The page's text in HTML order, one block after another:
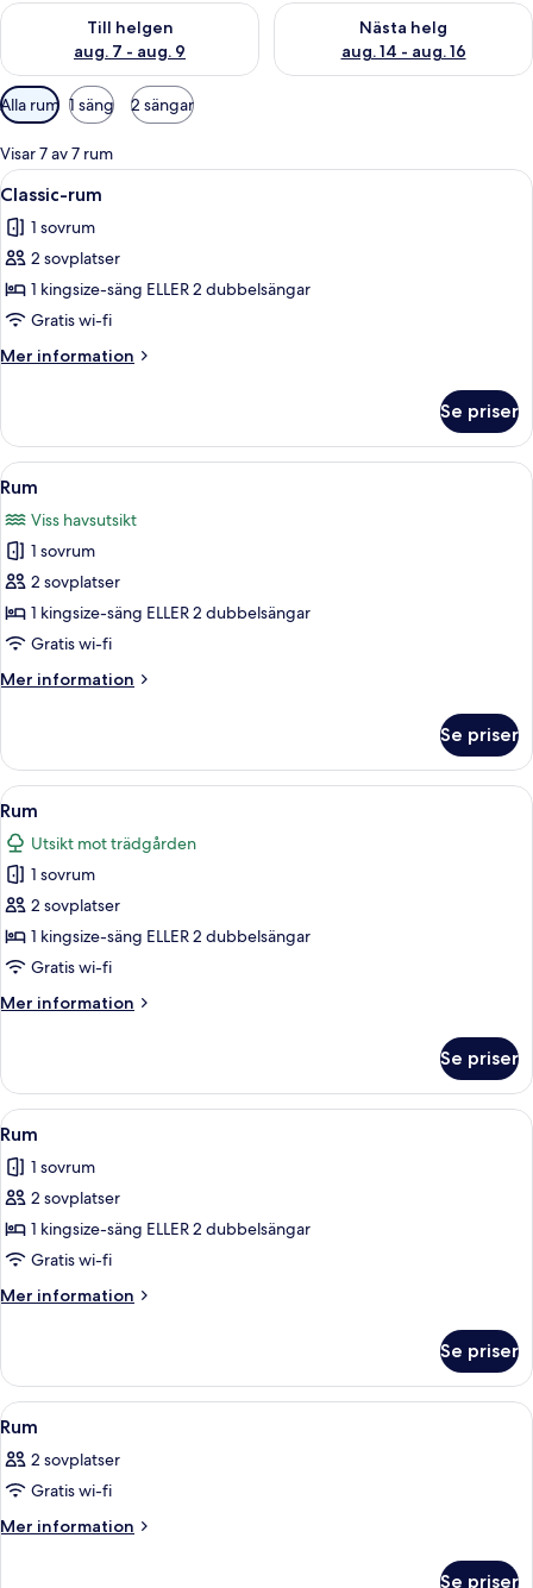
Till helgen
aug. 7 - aug. 9
Kontrollera tillgängligheten för den här helgen aug. 7 - aug. 9
Nästa helg
aug. 14 - aug. 16
Kontrollera tillgängligheten
Tillgängliga
filter
för
rum
Alla rum 1 säng 2 sängar
Visar 7 av 7 rum
Öppna
alla
foton
för
Classic-
rum
Ett hotellrum med två sängar, ett
9
Classic-rum
1 sovrum
2 sovplatser
1 kingsize-säng ELLER 2 dubbelsängar
Gratis wi-fi
Mer information
Mer
rum
Se priser
Öppna
alla
foton
för
Rum
Rum | Allergitestade sängkläder,
9
Rum
Viss havsutsikt
1 sovrum
2 sovplatser
1 kingsize-säng ELLER 2 dubbelsängar
Gratis wi-fi
Mer information
Mer
Se priser
Öppna
alla
foton
för
Rum
Ett hotellrum med två sängar, ett
6
Rum
Utsikt mot trädgården
1 sovrum
2 sovplatser
1 kingsize-säng ELLER 2 dubbelsängar
Gratis wi-fi
Mer information
Mer
Se priser
Öppna
alla
foton
för
Rum
Allergitestade sängkläder,
11
Rum
1 sovrum
2 sovplatser
1 kingsize-säng ELLER 2 dubbelsängar
Gratis wi-fi
Mer information
Mer
Se priser
Öppna
alla
foton
för
Rum
Ett hotellrum med två sängar, en
4
Rum
2 sovplatser
Gratis wi-fi
Mer information
Mer
Se priser